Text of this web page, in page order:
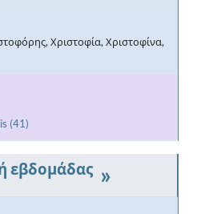
Χριστοφία, Χριστοφίνα,
(41)
»